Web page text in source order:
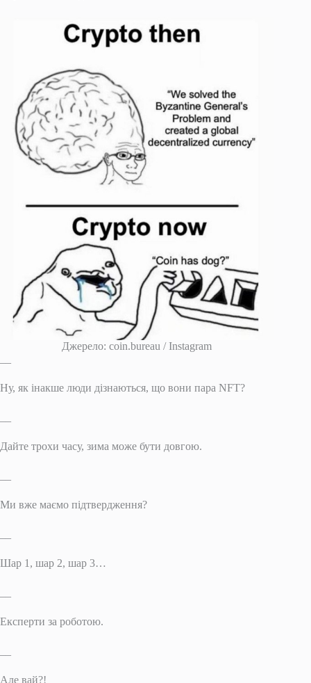
Джерело: coin.bureau / Instagram
Ну, як інакше люди дізнаються, що вони пара NFT?
Дайте трохи часу, зима може бути довгою.
Ми вже маємо підтвердження?
Шар 1, шар 2, шар 3…
Експерти за роботою.
Але вай?!